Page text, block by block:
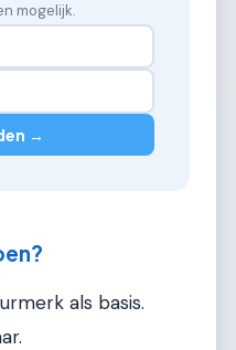
mogelijk.
→
als basis.